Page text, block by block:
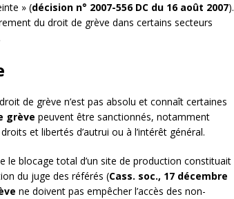
» (décision n° 2007-556 DC du 16 août 2007).
du droit de grève dans certains secteurs
de grève n’est pas absolu et connaît certaines
grève peuvent être sanctionnés, notamment
et libertés d’autrui ou à l’intérêt général.
le blocage total d’un site de production constituait
du juge des référés (Cass. soc., 17 décembre
ne doivent pas empêcher l’accès des non-